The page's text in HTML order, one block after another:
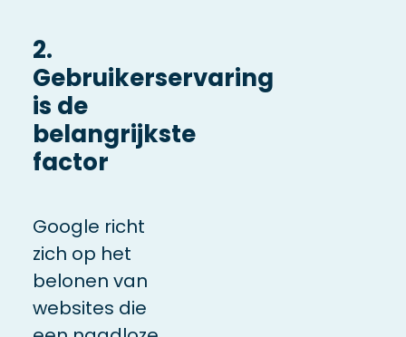
2.
Gebruikerservaring
is de
belangrijkste
factor
Google richt
zich op het
belonen van
websites die